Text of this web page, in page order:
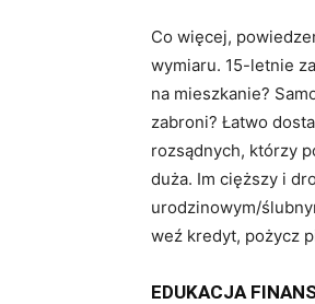
Co więcej,
wymiaru. 15-letnie
na mieszkanie?
zabroni? Łatwo
rozsądnych, którzy
duża. Im cięższy i
urodzinowym/
weź kredyt, pożycz
EDUKACJA